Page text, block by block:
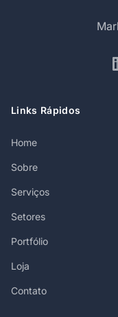
Links Rápidos
Home
Sobre
Serviços
Setores
Portfólio
Loja
Contato